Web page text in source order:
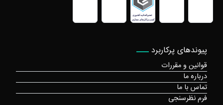
پیوندهای پرکاربرد
قوانین و مقررات
درباره ما
تماس با ما
فرم نظرسنجی